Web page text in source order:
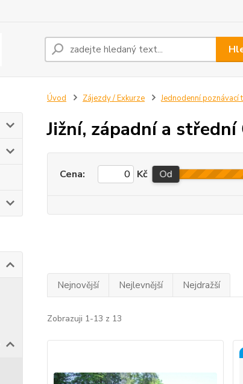
Úvod Zájezdy / Exkurze Jednodenní poznávací
Jižní, západní a střední
Cena: Kč Od
Nejnovější Nejlevnější Nejdražší
Zobrazuji 1-13 z 13